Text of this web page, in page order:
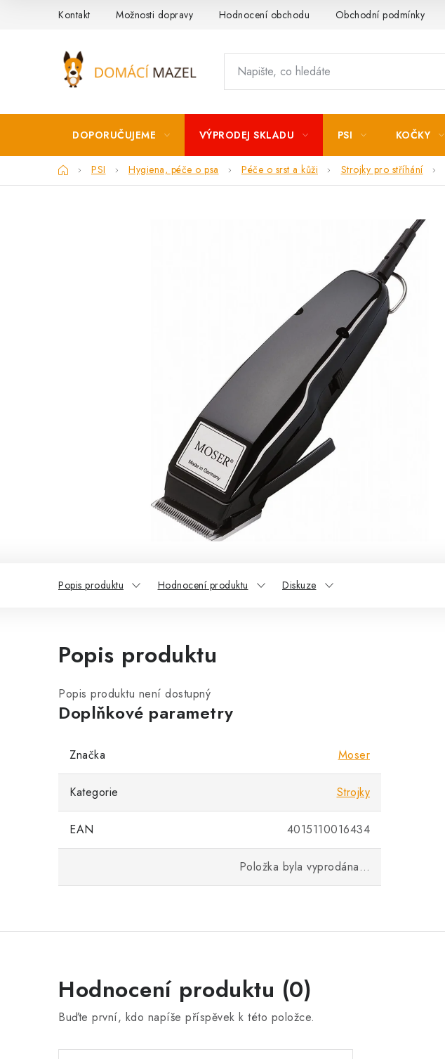
Kontakt Možnosti dopravy Hodnocení obchodu Obchodní podmínky
DOPORUČUJEME VÝPRODEJ SKLADU PSI KOČKY
DomůPSI Hygiena, péče o psa Péče o srst a kůži Strojky pro stříhání
Popis produktu Hodnocení produktu Diskuze
Popis produktu
Popis produktu není dostupný
Doplňkové parametry
Značka Moser
Kategorie Strojky
EAN 4015110016434
Položka byla vyprodána…
Hodnocení produktu (0)
Buďte první, kdo napíše příspěvek k této položce.